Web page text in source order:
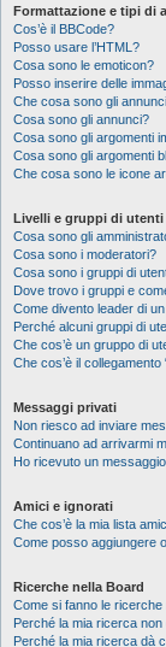
Formattazione e tipi di
Cos’è il BBCode?
Posso usare l’HTML?
Cosa sono le emoticon?
Posso inserire delle
Che cosa sono gli
Cosa sono gli annunci?
Cosa sono gli argomenti
Cosa sono gli argomenti
Che cosa sono le icone
Livelli e gruppi di utenti
Cosa sono gli
Cosa sono i moderatori?
Cosa sono i gruppi di
Dove trovo i gruppi e
Come divento leader di
Perché alcuni gruppi di
Che cos’è un gruppo di
Che cos’è il collegamento
Messaggi privati
Non riesco ad inviare
Continuano ad arrivarmi
Ho ricevuto un
Amici e ignorati
Che cos’è la mia lista
Come posso aggiungere
Ricerche nella Board
Come si fanno le ricerche
Perché la mia ricerca non
Perché la mia ricerca dà